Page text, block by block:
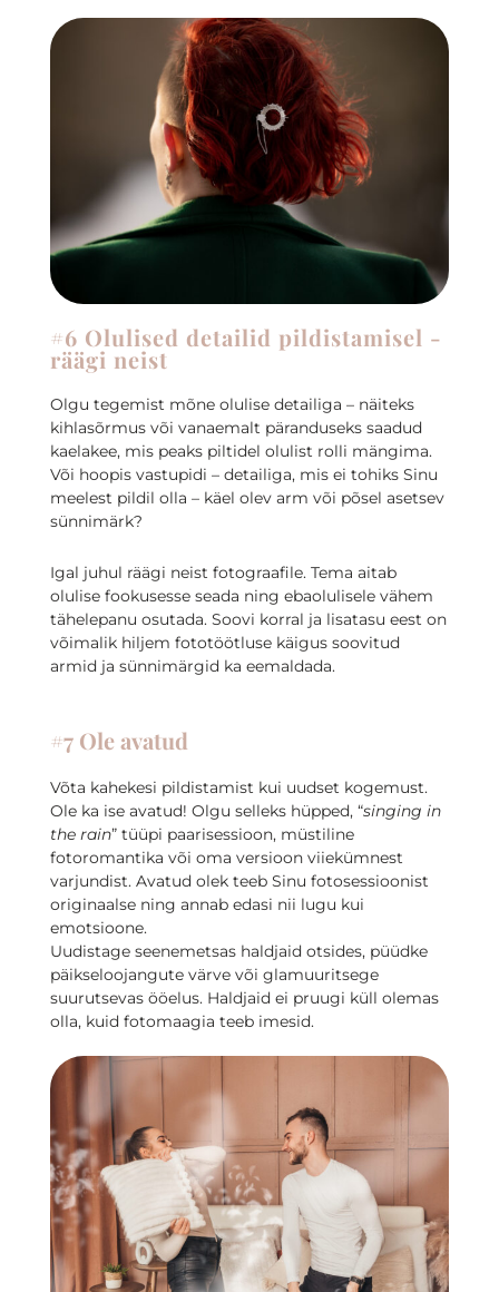
#6 Olulised detailid pildistamisel -
räägi neist
Olgu tegemist mõne olulise detailiga – näiteks
kihlasõrmus või vanaemalt päranduseks saadud
kaelakee, mis peaks piltidel olulist rolli mängima.
Või hoopis vastupidi – detailiga, mis ei tohiks Sinu
meelest pildil olla – käel olev arm või põsel asetsev
sünnimärk?
Igal juhul räägi neist fotograafile. Tema aitab
olulise fookusesse seada ning ebaolulisele vähem
tähelepanu osutada. Soovi korral ja lisatasu eest on
võimalik hiljem fototöötluse käigus soovitud
armid ja sünnimärgid ka eemaldada.
#7 Ole avatud
Võta kahekesi pildistamist kui uudset kogemust.
Ole ka ise avatud! Olgu selleks hüpped, “singing in
the rain” tüüpi paarisessioon, müstiline
fotoromantika või oma versioon viiekümnest
varjundist. Avatud olek teeb Sinu fotosessioonist
originaalse ning annab edasi nii lugu kui
emotsioone.
Uudistage seenemetsas haldjaid otsides, püüdke
päikseloojangute värve või glamuuritsege
suurutsevas ööelus. Haldjaid ei pruugi küll olemas
olla, kuid fotomaagia teeb imesid.